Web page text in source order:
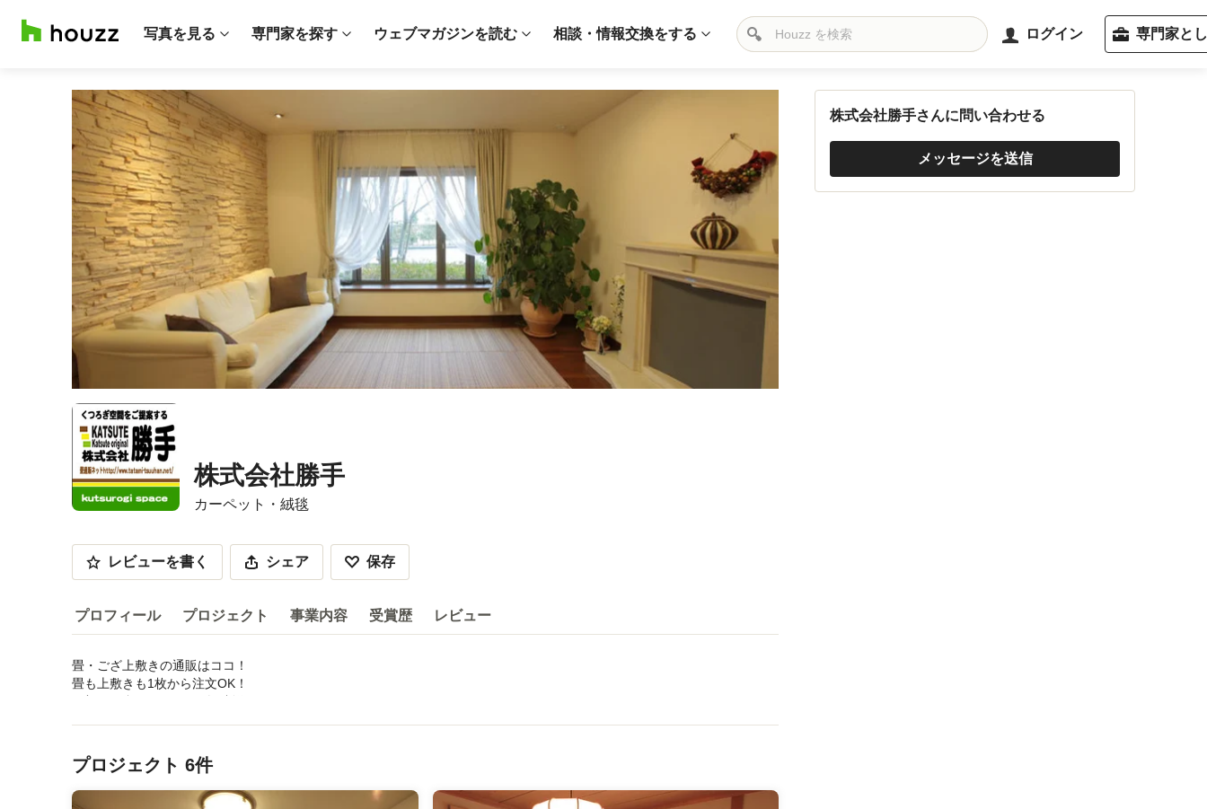
写真を見る 専門家を探す ウェブマガジンを読む 相談・情報交換をする ログイン 専門家と
株式会社勝手
カーペット・絨毯
レビューを書く シェア 保存
プロフィール プロジェクト 事業内容 受賞歴 レビュー
プロフィール
畳・ござ上敷きの通販はココ！
畳も上敷きも1枚から注文OK！
受賞歴：
業種
カーペット・絨毯
プロジェクト 6件
株式会社勝手さんに問い合わせる
メッセージを送信